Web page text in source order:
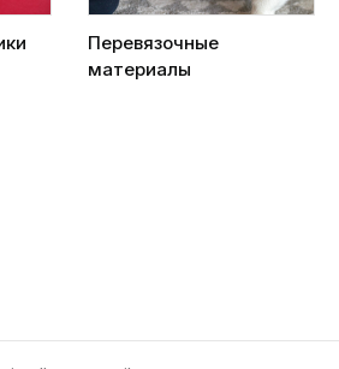
Перевязочные
материалы